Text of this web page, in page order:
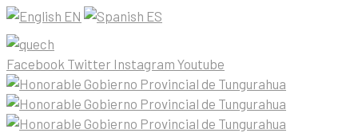
EN ES
Facebook Twitter Instagram Youtube